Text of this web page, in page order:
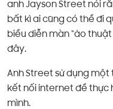
anh Jayson Street nói
bất kì ai cũng có thể đi
biểu diễn màn “ảo
đây.
Anh Street sử dụng
kết nối internet để thực
mình.